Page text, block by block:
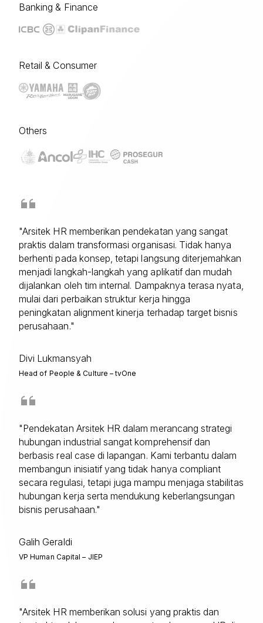
Banking & Finance
Retail & Consumer
Others
"Arsitek HR memberikan pendekatan yang sangat
praktis dalam transformasi organisasi. Tidak hanya
berhenti pada konsep, tetapi langsung diterjemahkan
menjadi langkah-langkah yang aplikatif dan mudah
dijalankan oleh tim internal. Dampaknya terasa nyata,
mulai dari perbaikan struktur kerja hingga
peningkatan alignment kinerja terhadap target bisnis
perusahaan."
Divi Lukmansyah
Head of People & Culture – tvOne
"Pendekatan Arsitek HR dalam merancang strategi
hubungan industrial sangat komprehensif dan
berbasis real case di lapangan. Kami terbantu dalam
membangun inisiatif yang tidak hanya compliant
secara regulasi, tetapi juga mampu menjaga stabilitas
hubungan kerja serta mendukung keberlangsungan
bisnis perusahaan."
Galih Geraldi
VP Human Capital – JIEP
"Arsitek HR memberikan solusi yang praktis dan